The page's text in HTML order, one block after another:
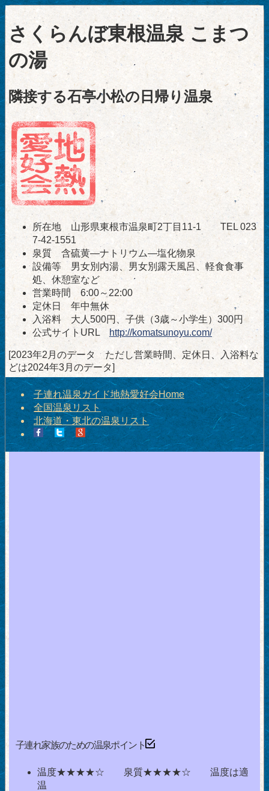
さくらんぼ東根温泉 こまつ
の湯
隣接する石亭小松の日帰り温泉
所在地 山形県東根市温泉町2丁目11-1 TEL 023
7-42-1551
泉質 含硫黄―ナトリウム―塩化物泉
設備等 男女別内湯、男女別露天風呂、軽食食事
処、休憩室など
営業時間 6:00～22:00
定休日 年中無休
入浴料 大人500円、子供（3歳～小学生）300円
公式サイトURL
http://komatsunoyu.com/
[2023年2月のデータ ただし営業時間、定休日、入浴料な
どは2024年3月のデータ]
子連れ温泉ガイド地熱愛好会Home
全国温泉リスト
北海道・東北の温泉リスト
子連れ家族のための温泉ポイント
温度★★★★☆ 泉質★★★★☆ 温度は適
温